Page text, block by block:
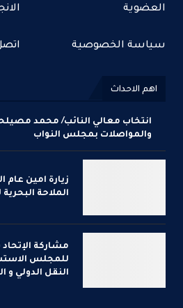
العضوية
سياسة الخصوصية
اهم الاحداث
انتخاب معالي النائب/ محمد
والمواصلات بمجلس النواب
زيارة امين عام
الملاحة
مشاركة
للمجلس
النقل الدولي و